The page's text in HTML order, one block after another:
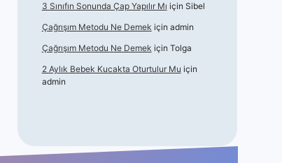
3 Sınıfın Sonunda Çap Yapılır Mı için Sibel
Çağrışım Metodu Ne Demek için admin
Çağrışım Metodu Ne Demek için Tolga
2 Aylık Bebek Kucakta Oturtulur Mu için
admin